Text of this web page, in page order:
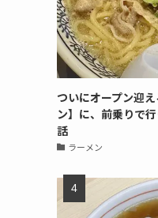
ついにオープン迎
ン】に、前乗りで
話
ラーメン